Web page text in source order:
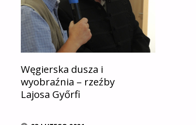
Węgierska dusza i
wyobraźnia – rzeźby
Lajosa Győrfi